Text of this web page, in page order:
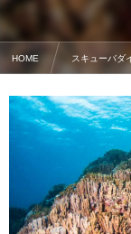
HOME スキューバダ